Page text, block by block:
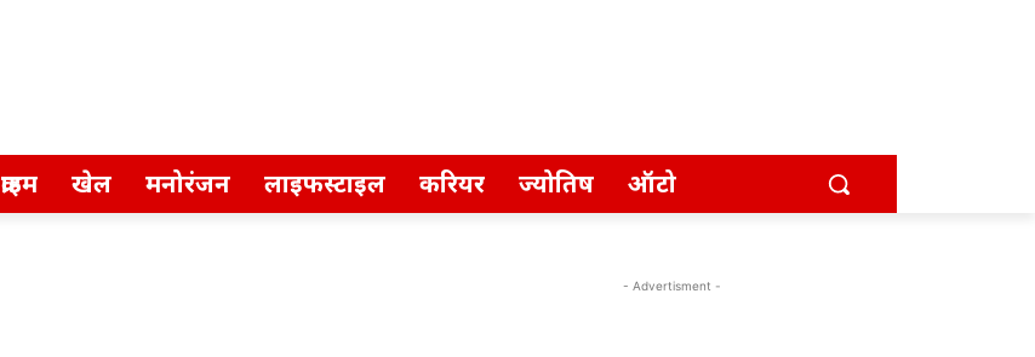
क्राइम खेल मनोरंजन लाइफस्टाइल करियर ज्योतिष ऑटो
- Advertisment -